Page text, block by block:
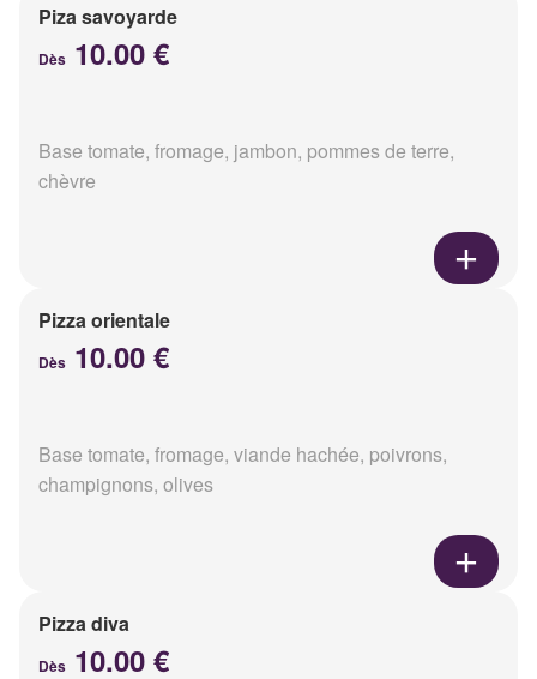
Piza savoyarde
Dès 10.00 €
Base tomate, fromage, jambon, pommes de terre,
chèvre
Pizza orientale
Dès 10.00 €
Base tomate, fromage, viande hachée, poivrons,
champignons, olives
Pizza diva
Dès 10.00 €